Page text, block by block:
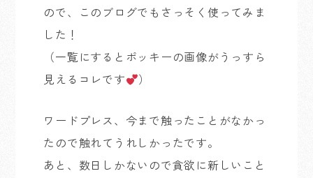
ので、このブログでもさっそく使ってみま
した！
（一覧にするとポッキーの画像がうっすら
見えるコレです
）
ワードプレス、今まで触ったことがなかっ
たので触れてうれしかったです。
あと、数日しかないので貪欲に新しいこと